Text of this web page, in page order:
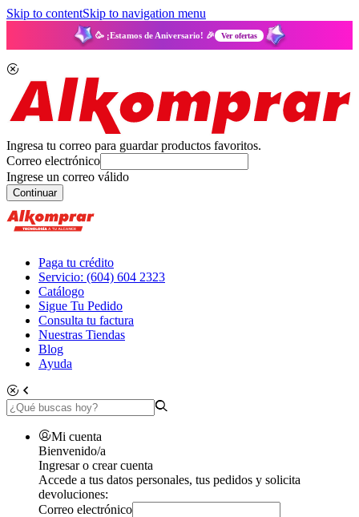
Skip to contentSkip to navigation menu
🥳 ¡Estamos de Aniversario! 🎉 Ver ofertas
Ingresa tu correo para guardar productos favoritos.
Correo electrónico
Ingrese un correo válido
Continuar
Paga tu crédito
Servicio: (604) 604 2323
Catálogo
Sigue Tu Pedido
Consulta tu factura
Nuestras Tiendas
Blog
Ayuda
Mi cuenta
Bienvenido/a
Ingresar o crear cuenta
Accede a tus datos personales, tus pedidos y solicita
devoluciones:
Correo electrónico